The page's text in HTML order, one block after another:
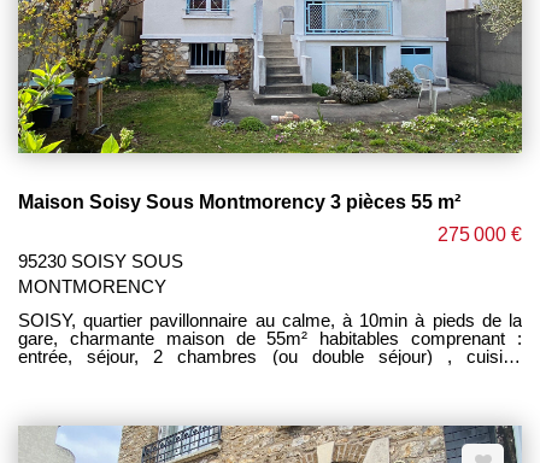
Maison Soisy Sous Montmorency 3 pièces 55 m²
275 000 €
95230 SOISY SOUS
MONTMORENCY
SOISY, quartier pavillonnaire au calme, à 10min à pieds de la
gare, charmante maison de 55m² habitables comprenant :
entrée, séjour, 2 chambres (ou double séjour) , cuisine
vis. ------HONORAIRES CHARGE VENDEUR ---------------